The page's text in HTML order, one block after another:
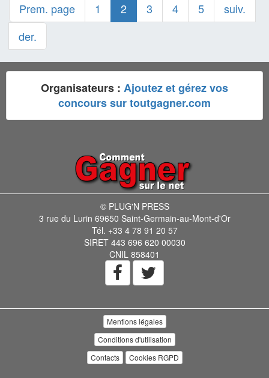
Prem. page 1 2 3 4 5
suiv.
der.
Organisateurs : Ajoutez et gérez vos
concours sur toutgagner.com
© PLUG'N PRESS
3 rue du Lurin 69650 Saint-Germain-au-Mont-d'Or
Tél. +33 4 78 91 20 57
SIRET 443 696 620 00030
CNIL 858401
Mentions légales
Conditions d'utilisation
Contacts
Cookies RGPD